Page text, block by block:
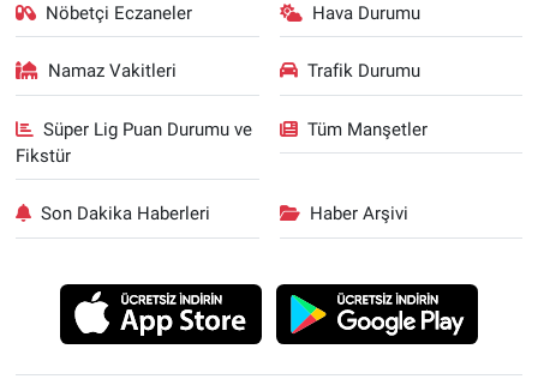
Nöbetçi Eczaneler Hava Durumu
Namaz Vakitleri Trafik Durumu
Süper Lig Puan Durumu ve
Fikstür
Tüm Manşetler
Son Dakika Haberleri Haber Arşivi